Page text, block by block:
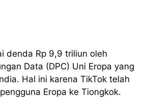
denda Rp 9,9 triliun oleh
Data (DPC) Uni Eropa yang
Hal ini karena TikTok telah
Eropa ke Tiongkok.